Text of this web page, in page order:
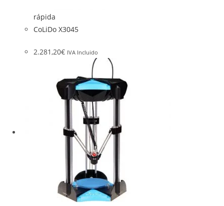
rápida
CoLiDo X3045
2.281,20€ IVA Incluido